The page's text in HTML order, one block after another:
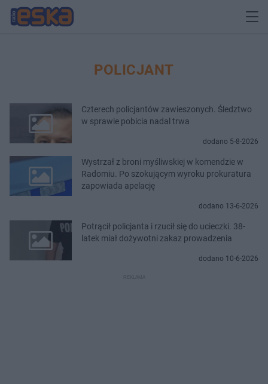
POLICJANT
Czterech policjantów zawieszonych. Śledztwo
w sprawie pobicia nadal trwa
dodano 5-8-2026
Wystrzał z broni myśliwskiej w komendzie w
Radomiu. Po szokującym wyroku prokuratura
zapowiada apelację
dodano 13-6-2026
Potrącił policjanta i rzucił się do ucieczki. 38-
latek miał dożywotni zakaz prowadzenia
dodano 10-6-2026